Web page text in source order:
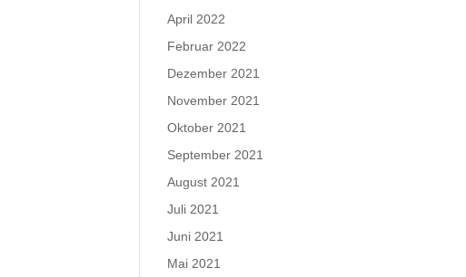
April 2022
Februar 2022
Dezember 2021
November 2021
Oktober 2021
September 2021
August 2021
Juli 2021
Juni 2021
Mai 2021